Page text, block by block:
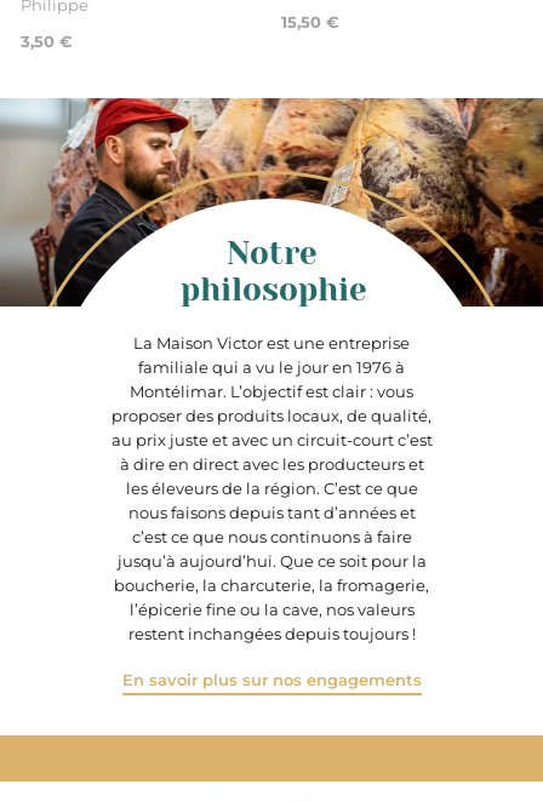
Philippe
3,50 €
15,50 €
La Maison Victor est une entreprise
familiale qui a vu le jour en 1976 à
Montélimar. L’objectif est clair : vous
proposer des produits locaux, de qualité,
au prix juste et avec un circuit-court c’est
à dire en direct avec les producteurs et
les éleveurs de la région. C’est ce que
nous faisons depuis tant d’années et
c’est ce que nous continuons à faire
jusqu’à aujourd’hui. Que ce soit pour la
boucherie, la charcuterie, la fromagerie,
l’épicerie fine ou la cave, nos valeurs
restent inchangées depuis toujours !
En savoir plus sur nos engagements
Notre
philosophie